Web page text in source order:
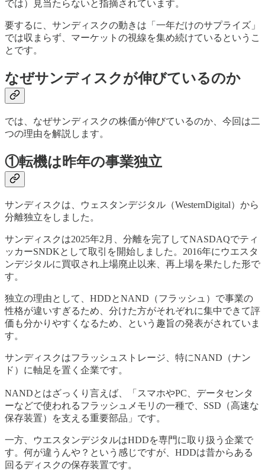
では）見当たらないと指摘されています。
要するに、サンディスクの動きは「一年だけのサプライズ」
では収まらず、マーケットの視線を集め続けているというこ
とです。
なぜサンディスクが伸びているのか
では、なぜサンディスクの株価が伸びているのか、今回は二
つの理由を解説します。
①転機は昨年の事業独立
サンディスクは、ウェスタンデジタル（WesternDigital）から
分離独立をしました。
サンディスクは2025年2月、分離を完了してNASDAQでティ
ッカーSNDKとして取引を開始しました。2016年にウエスタ
ンデジタルに買収され上場廃止以来、再上場を果たした形で
す。
独立の理由として、HDDとNAND（フラッシュ）で事業の
性格が違いすぎるため、分けた方がそれぞれに集中できて評
価も分かりやすくなるため、という趣旨の発表がされていま
す。
サンディスクはフラッシュストレージ、特にNAND（ナン
ド）に軸足を置く企業です。
NANDとはざっくり言えば、「スマホやPC、データセンタ
ーなどで使われるフラッシュメモリの一種で、SSD（高速な
保存装置）を支える重要部品」です。
一方、ウエスタンデジタルはHDDを専門に取り扱う企業で
す。何が違うんや？という感じですが、HDDは昔からある
回るディスクの保存装置です。